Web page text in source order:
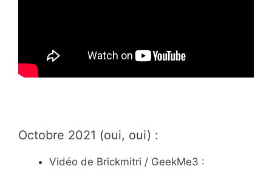
Octobre 2021 (oui, oui) :
Vidéo de Brickmitri / GeekMe3 :